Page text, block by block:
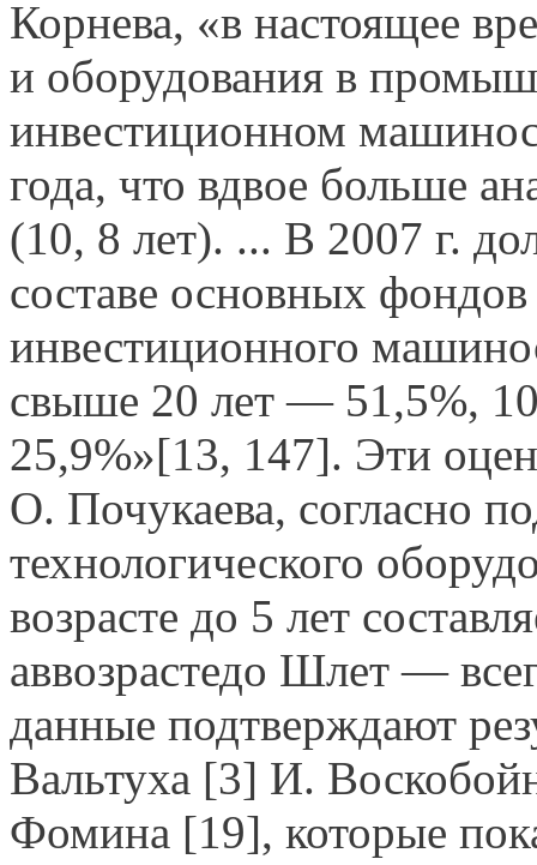
Корнева, «в настоящее
и оборудования в
инвестиционном
года, что вдвое больше
(10, 8 лет). ... В 2007 г.
составе основных
инвестиционного
свыше 20 лет — 51,5%,
25,9%»[13, 147]. Эти
О. Почукаева, согласно
технологического
возрасте до 5 лет
аввозрастедо Шлет —
данные подтверждают
Вальтуха [3] И.
Фомина [19], которые